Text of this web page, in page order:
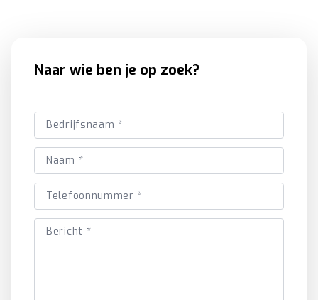
Naar wie ben je op zoek?